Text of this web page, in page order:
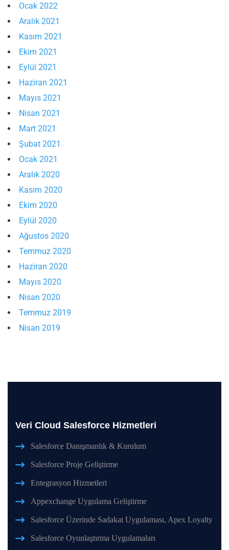
Ocak 2022
Aralık 2021
Kasım 2021
Ekim 2021
Eylül 2021
Haziran 2021
Mayıs 2021
Nisan 2021
Mart 2021
Şubat 2021
Ocak 2021
Aralık 2020
Kasım 2020
Ekim 2020
Eylül 2020
Ağustos 2020
Temmuz 2020
Haziran 2020
Mayıs 2020
Nisan 2020
Temmuz 2019
Nisan 2019
Veri Cloud Salesforce Hizmetleri
Salesforce Danışmanlık & Kurulum
Salesforce Proje Geliştirme
Entegrasyon Hizmetleri
Appexchange Uygulama Geliştirme
Salesforce Üzerinde Sadakat Uygulaması, Apex Loyalty
Salesforce Oyunlaştırma Uygulamaları